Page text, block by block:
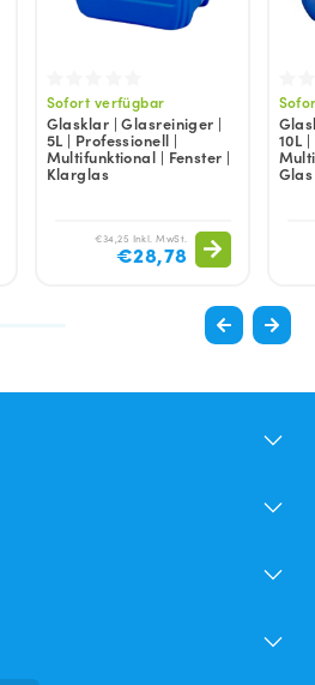
Sofort verfügbar
Glasklar | Glasreiniger |
5L | Professionell |
Multifunktional | Fenster |
Klarglas
€34,25 Inkl. MwSt.
€28,78
10L
Glas